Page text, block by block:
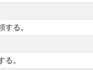
る。
。